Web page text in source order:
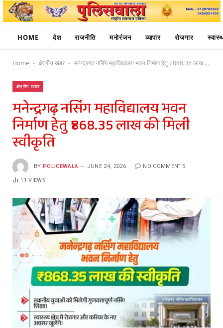
HOME देश राजनीति मनोरंजन व्यापार रोजगार
Home - क्षेत्रीय खबर - मनेन्द्रगढ़ नर्सिंग महाविद्यालय भवन निर्माण हेतु ₹868.35 लाख की मिली स्वीकृति
क्षेत्रीय खबर
मनेन्द्रगढ़ नर्सिंग महाविद्यालय भवन
निर्माण हेतु ₹868.35 लाख की मिली
स्वीकृति
BY POLICEWALA JUNE 24, 2026 NO COMMENTS
11VIEWS